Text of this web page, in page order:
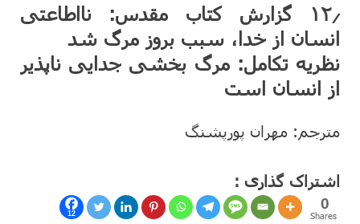
۱۲٫ گزارش کتاب مقدس: نااطاعتی
انسان از خدا، سبب بروز مرگ شد
نظریه تکامل: مرگ بخشی جدایی ناپذیر
از انسان است
مترجم: مهران پورپشنگ
اشتراک گذاری :
12
0
Shares